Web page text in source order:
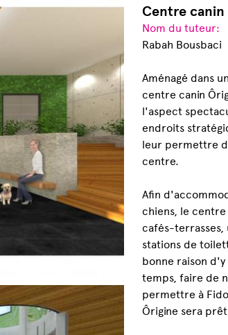
Centre canin
Nom du tuteur:
Rabah Bousbaci
Aménagé dans
centre canin
l'aspect
endroits
leur permettre
centre.
Afin
chiens, le
cafés-terrasses,
stations de
bonne raison
temps, faire de
permettre à
Ôrigine sera